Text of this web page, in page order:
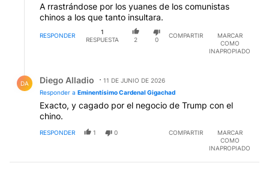
A rrastrándose por los yuanes de los comunistas
chinos a los que tanto insultara.
RESPONDER
1
RESPUESTA
2 0
COMPARTIR
MARCAR
COMO
INAPROPIADO
DA Diego Alladio
11 DE JUNIO DE 2026
Responder a Eminentísimo Cardenal Gigachad
Exacto, y cagado por el negocio de Trump con el
chino.
RESPONDER 1 0 COMPARTIR
MARCAR
COMO
INAPROPIADO